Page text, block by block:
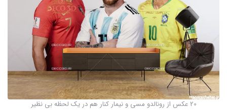
20 عکس از رونالدو مسی و نیمار کنار هم در یک لحظه بی نظیر